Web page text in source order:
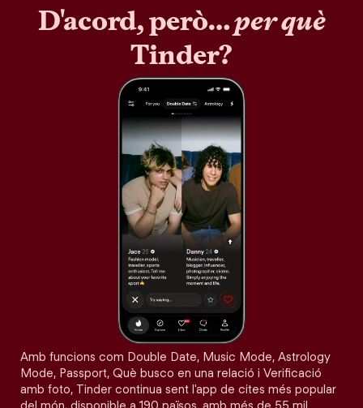
D'acord, però…per què
Tinder?
Amb funcions com Double Date, Music Mode, Astrology
Mode, Passport, Què busco en una relació i Verificació
amb foto, Tinder continua sent l'app de cites més popular